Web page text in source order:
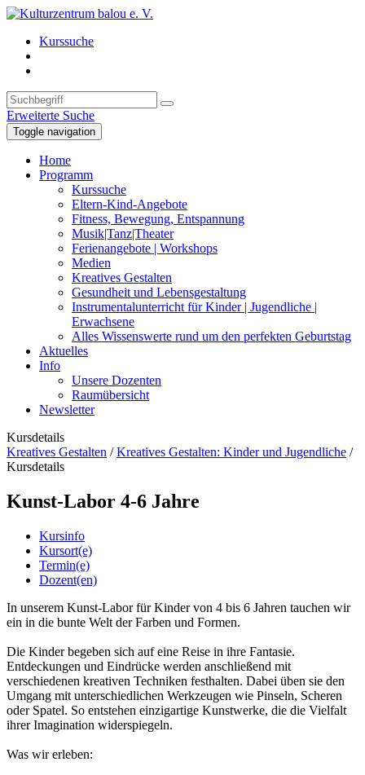
Kurssuche
Erweiterte Suche
Toggle navigation
Home
Programm
Kurssuche
Eltern-Kind-Angebote
Fitness, Bewegung, Entspannung
Musik|Tanz|Theater
Ferienangebote | Workshops
Medien
Kreatives Gestalten
Gesundheit und Lebensgestaltung
Instrumentalunterricht für Kinder | Jugendliche |
Erwachsene
Alles Wissenswerte rund um den perfekten Geburtstag
Aktuelles
Info
Unsere Dozenten
Raumübersicht
Newsletter
Kursdetails
Kreatives Gestalten /Kreatives Gestalten: Kinder und Jugendliche /
Kursdetails
Kunst-Labor 4-6 Jahre
Kursinfo
Kursort(e)
Termin(e)
Dozent(en)
In unserem Kunst-Labor für Kinder von 4 bis 6 Jahren tauchen wir
ein in die bunte Welt der Farben und Formen.
Die Kinder begeben sich auf eine Reise in ihre Fantasie.
Entdeckungen und Eindrücke werden anschließend mit
verschiedenen kreativen Techniken festhalten. Dabei üben sie den
Umgang mit unterschiedlichen Werkzeugen wie Pinseln, Scheren
oder Spatel. So entstehen einzigartige Kunstwerke, die die Vielfalt
ihrer Imagination widerspiegeln.
Was wir erleben: